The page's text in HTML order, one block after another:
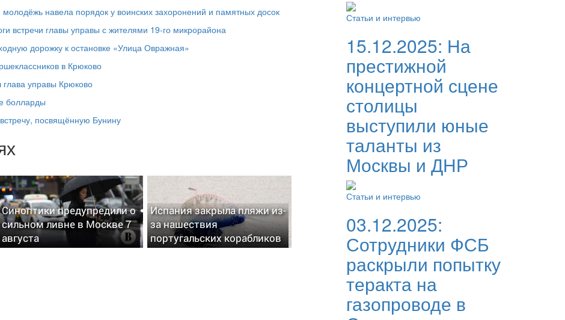
навела порядок у воинских захоронений и памятных досок
встречи главы управы с жителями 19‑го микрорайона
дорожку к остановке «Улица Овражная»
в Крюково
управы Крюково
болларды
посвящённую Бунину
Синоптики предупредили о
сильном ливне в Москве 7
августа
Испания закрыла пляжи из-
за нашествия
португальских корабликов
Статьи и интервью
15.12.2025: На
престижной
концертной сцене
столицы
выступили юные
таланты из
Москвы и ДНР
Статьи и интервью
03.12.2025:
Сотрудники ФСБ
раскрыли попытку
теракта на
газопроводе в